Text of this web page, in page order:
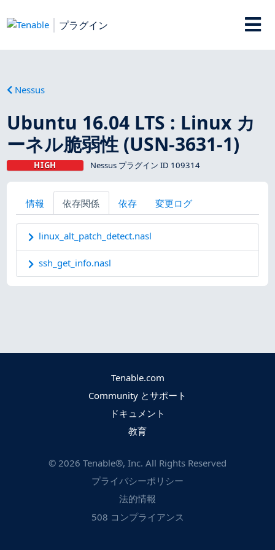
プラグイン
Nessus
Ubuntu 16.04 LTS : Linux カ
ーネル脆弱性 (USN-3631-1)
HIGH Nessus プラグイン ID 109314
情報 依存関係 依存 変更ログ
linux_alt_patch_detect.nasl
ssh_get_info.nasl
Tenable.com
Community とサポート
ドキュメント
教育
© 2026 Tenable®, Inc. All Rights Reserved
プライバシーポリシー
法的情報
508 コンプライアンス